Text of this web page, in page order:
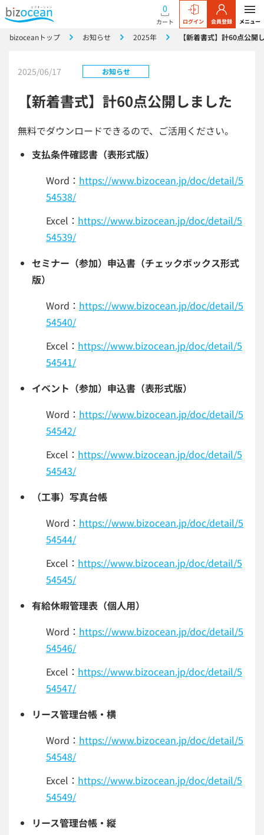
0
カート ログイン 会員登録 メニュー
bizoceanトップ お知らせ 2025年 【新着書式】計60点公開
2025/06/17 お知らせ
【新着書式】計60点公開しました
無料でダウンロードできるので、ご活用ください。
支払条件確認書（表形式版）
Word： https://www.bizocean.jp/doc/detail/5
54538/
Excel： https://www.bizocean.jp/doc/detail/5
54539/
セミナー（参加）申込書（チェックボックス形式
版）
Word： https://www.bizocean.jp/doc/detail/5
54540/
Excel： https://www.bizocean.jp/doc/detail/5
54541/
イベント（参加）申込書（表形式版）
Word： https://www.bizocean.jp/doc/detail/5
54542/
Excel： https://www.bizocean.jp/doc/detail/5
54543/
（工事）写真台帳
Word： https://www.bizocean.jp/doc/detail/5
54544/
Excel： https://www.bizocean.jp/doc/detail/5
54545/
有給休暇管理表（個人用）
Word： https://www.bizocean.jp/doc/detail/5
54546/
Excel： https://www.bizocean.jp/doc/detail/5
54547/
リース管理台帳・横
Word： https://www.bizocean.jp/doc/detail/5
54548/
Excel： https://www.bizocean.jp/doc/detail/5
54549/
リース管理台帳・縦